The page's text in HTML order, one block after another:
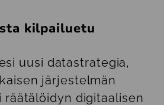
kilpailuetu
uusi datastrategia,
järjestelmän
räätälöidyn digitaalisen